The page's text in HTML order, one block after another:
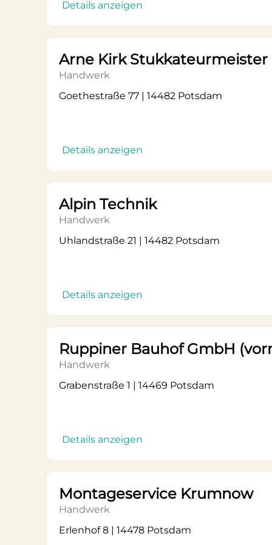
Details anzeigen
Arne Kirk Stukkateurmeister
Handwerk
Goethestraße 77 | 14482 Potsdam
Details anzeigen
Alpin Technik
Handwerk
Uhlandstraße 21 | 14482 Potsdam
Details anzeigen
Ruppiner Bauhof GmbH
Handwerk
Grabenstraße 1 | 14469 Potsdam
Details anzeigen
Montageservice Krumnow
Handwerk
Erlenhof 8 | 14478 Potsdam